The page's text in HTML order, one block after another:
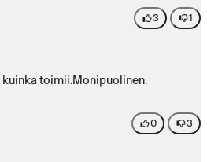
3 1
kuinka toimii.Monipuolinen.
0 3